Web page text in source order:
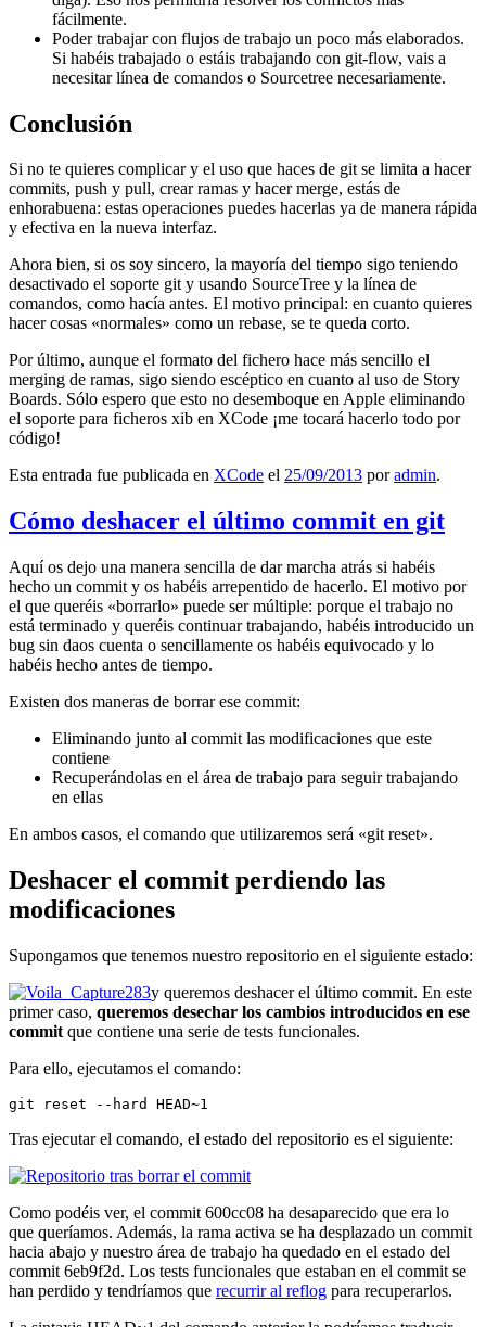
fácilmente.
Poder trabajar con flujos de trabajo un poco más elaborados.
Si habéis trabajado o estáis trabajando con git-flow, vais a
necesitar línea de comandos o Sourcetree necesariamente.
Conclusión
Si no te quieres complicar y el uso que haces de git se limita a hacer
commits, push y pull, crear ramas y hacer merge, estás de
enhorabuena: estas operaciones puedes hacerlas ya de manera rápida
y efectiva en la nueva interfaz.
Ahora bien, si os soy sincero, la mayoría del tiempo sigo teniendo
desactivado el soporte git y usando SourceTree y la línea de
comandos, como hacía antes. El motivo principal: en cuanto quieres
hacer cosas «normales» como un rebase, se te queda corto.
Por último, aunque el formato del fichero hace más sencillo el
merging de ramas, sigo siendo escéptico en cuanto al uso de Story
Boards. Sólo espero que esto no desemboque en Apple eliminando
el soporte para ficheros xib en XCode ¡me tocará hacerlo todo por
código!
Esta entrada fue publicada en XCode el 25/09/2013 poradmin.
Cómo deshacer el último commit en git
Aquí os dejo una manera sencilla de dar marcha atrás si habéis
hecho un commit y os habéis arrepentido de hacerlo. El motivo por
el que queréis «borrarlo» puede ser múltiple: porque el trabajo no
está terminado y queréis continuar trabajando, habéis introducido un
bug sin daos cuenta o sencillamente os habéis equivocado y lo
habéis hecho antes de tiempo.
Existen dos maneras de borrar ese commit:
Eliminando junto al commit las modificaciones que este
contiene
Recuperándolas en el área de trabajo para seguir trabajando
en ellas
En ambos casos, el comando que utilizaremos será «git reset».
Deshacer el commit perdiendo las
modificaciones
Supongamos que tenemos nuestro repositorio en el siguiente estado:
y queremos deshacer el último commit. En este
primer caso, queremos desechar los cambios introducidos en ese
commit que contiene una serie de tests funcionales.
Para ello, ejecutamos el comando:
git reset --hard HEAD~1
Tras ejecutar el comando, el estado del repositorio es el siguiente:
Como podéis ver, el commit 600cc08 ha desaparecido que era lo
que queríamos. Además, la rama activa se ha desplazado un commit
hacia abajo y nuestro área de trabajo ha quedado en el estado del
commit 6eb9f2d. Los tests funcionales que estaban en el commit se
han perdido y tendríamos que recurrir al reflog para recuperarlos.